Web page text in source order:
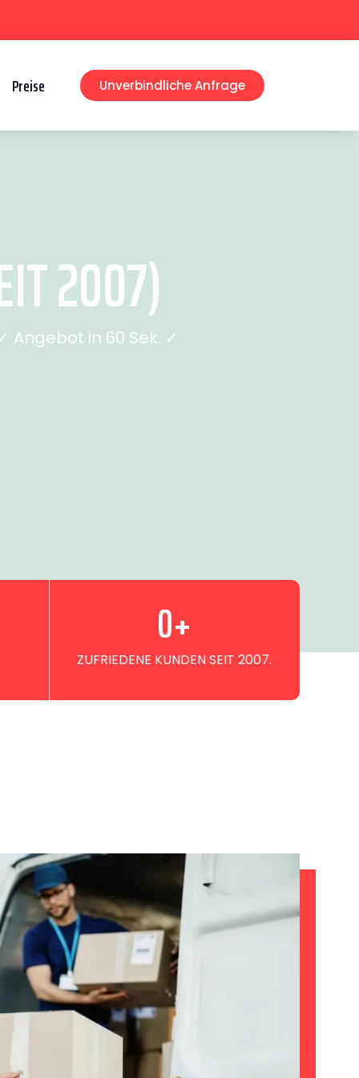
Preise Unverbindliche Anfrage
2007)
Angebot in 60 Sek. ✓
ZUFRIEDENE KUNDEN SEIT 2007.
0+